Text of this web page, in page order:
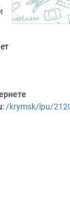
: /krymsk/lpu/